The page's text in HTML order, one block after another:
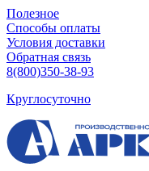
Полезное
Способы оплаты
Условия доставки
Обратная связь
8(800)350-38-93
Круглосуточно